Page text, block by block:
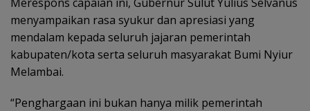
menyampaikan rasa syukur dan apresiasi yang
mendalam kepada seluruh jajaran pemerintah
kabupaten/kota serta seluruh masyarakat Bumi Nyiur
Melambai.
“Penghargaan ini bukan hanya milik pemerintah